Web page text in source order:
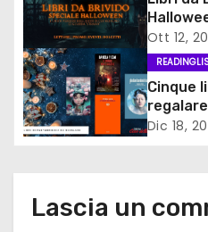
t
i
Ott 12,
Cinque
regalare
Dic 18,
Lascia un